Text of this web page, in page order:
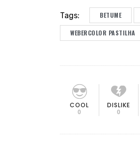
Tags: BETUME
WEBERCOLOR PASTILHA
COOL
0
DISLIKE
0